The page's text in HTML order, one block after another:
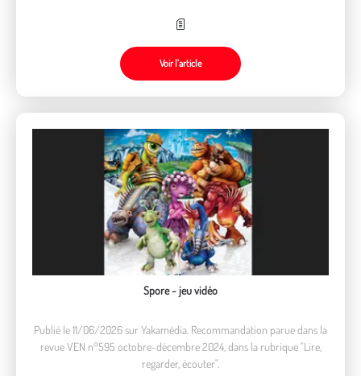
Voir l’article
Spore - jeu vidéo
Publié le 11/06/2026 sur Yakamédia. Recommandation parue dans la
revue VEN n°595 octobre-décembre 2024, dans la rubrique "Lire,
regarder, écouter".